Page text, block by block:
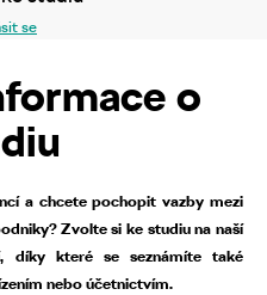
se
o
a chcete pochopit vazby mezi
Zvolte si ke studiu na naší
díky které se seznámíte také
nebo účetnictvím.